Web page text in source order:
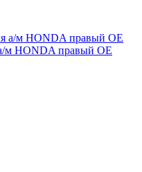
м HONDA правый OE